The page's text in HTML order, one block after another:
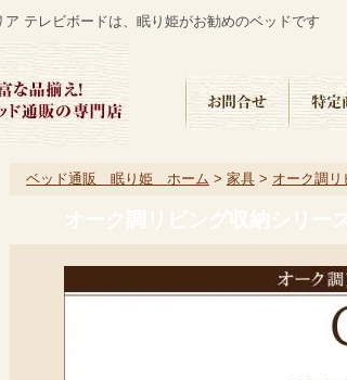
テレビボードは、眠り姫がお勧めのベッドです
ベッド通販 眠り姫 ホーム > 家具 > オーク調